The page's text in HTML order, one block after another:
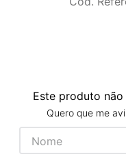
Este produto
Quero que me